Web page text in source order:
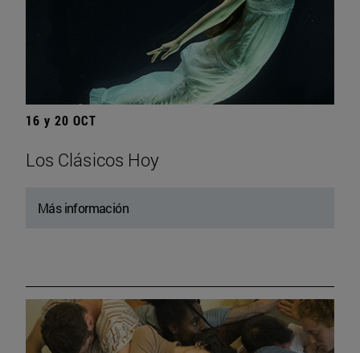
16 y 20 OCT
Los Clásicos Hoy
Más información